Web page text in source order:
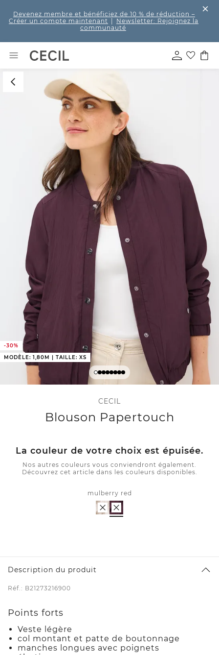
Devenez membre et bénéficiez de 10 % de réduction –
Créer un compte maintenant
Newsletter: Rejoignez la
communauté
-30%
MODÈLE: 1,80M | TAILLE: XS
CECIL
Blouson Papertouch
La couleur de votre choix est épuisée.
Nos autres couleurs vous conviendront également.
Découvrez cet article dans les couleurs disponibles.
mulberry red
Description du produit
Réf.: B21273216900
Points forts
Veste légère
col montant et patte de boutonnage
manches longues avec poignets